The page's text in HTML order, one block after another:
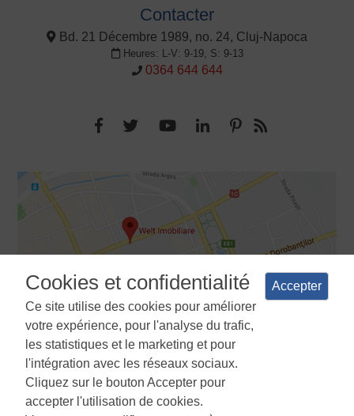
Contacter
Bd. 21 Décembre 1989, no. 24, Cluj-Napoca
Heures: L-V: 9-19, S: 9-13
0364 644 644
Termes et conditions Politique de confidentialité
d'utilisation des cookies
Gestionnaire de cookies
Cookies et confidentialité
Ce site utilise des cookies pour améliorer
votre expérience, pour l'analyse du trafic,
les statistiques et le marketing et pour
l'intégration avec les réseaux sociaux.
Cliquez sur le bouton Accepter pour
accepter l'utilisation de cookies.
Accepter